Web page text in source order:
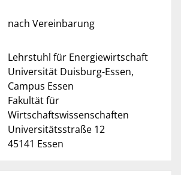
nach Vereinbarung
Lehrstuhl für Energiewirtschaft
Universität Duisburg-Essen,
Campus Essen
Fakultät für
Wirtschaftswissenschaften
Universitätsstraße 12
45141 Essen